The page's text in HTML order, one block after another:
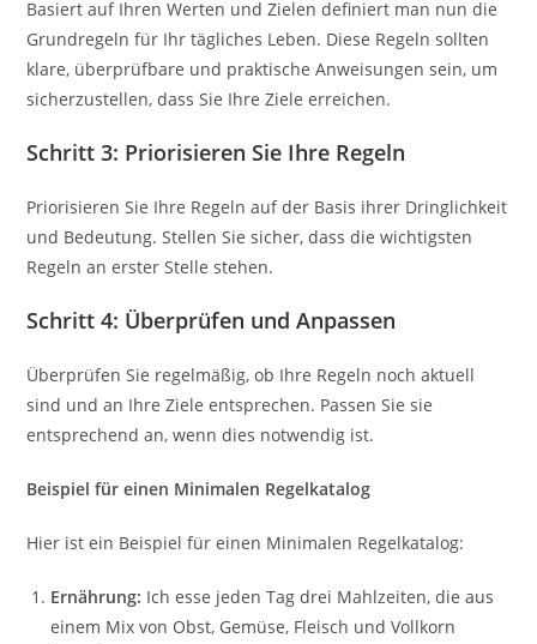
Basiert auf Ihren Werten und Zielen definiert man nun die
Grundregeln für Ihr tägliches Leben. Diese Regeln sollten
klare, überprüfbare und praktische Anweisungen sein, um
sicherzustellen, dass Sie Ihre Ziele erreichen.
Schritt 3: Priorisieren Sie Ihre Regeln
Priorisieren Sie Ihre Regeln auf der Basis ihrer Dringlichkeit
und Bedeutung. Stellen Sie sicher, dass die wichtigsten
Regeln an erster Stelle stehen.
Schritt 4: Überprüfen und Anpassen
Überprüfen Sie regelmäßig, ob Ihre Regeln noch aktuell
sind und an Ihre Ziele entsprechen. Passen Sie sie
entsprechend an, wenn dies notwendig ist.
Beispiel für einen Minimalen Regelkatalog
Hier ist ein Beispiel für einen Minimalen Regelkatalog:
Ernährung: Ich esse jeden Tag drei Mahlzeiten, die aus
einem Mix von Obst, Gemüse, Fleisch und Vollkorn